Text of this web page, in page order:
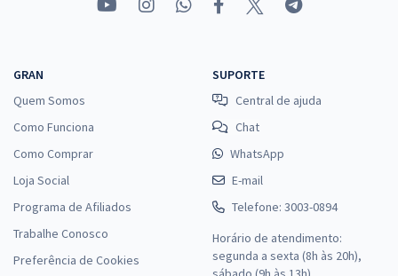
GRAN
Quem Somos
Como Funciona
Como Comprar
Loja Social
Programa de Afiliados
Trabalhe Conosco
Preferência de Cookies
SUPORTE
Central de ajuda
Chat
WhatsApp
E-mail
Telefone: 3003-0894
Horário de atendimento:
segunda a sexta (8h às 20h),